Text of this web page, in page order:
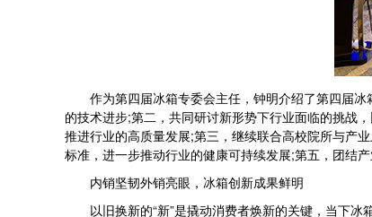
作为第四届冰箱专委会主任，钟明介绍了第四届冰
的技术进步;第二，共同研讨新形势下行业面临的挑战
推进行业的高质量发展;第三，继续联合高校院所与产
标准，进一步推动行业的健康可持续发展;第五，团结
内销坚韧外销亮眼，冰箱创新成果鲜明
以旧换新的“新”是撬动消费者焕新的关键，当下冰